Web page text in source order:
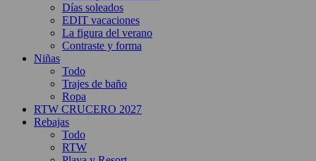
Días soleados
EDIT vacaciones
La figura del verano
Contraste y forma
Niñas
Todo
Trajes de baño
Ropa
RTW CRUCERO 2027
Rebajas
Todo
RTW